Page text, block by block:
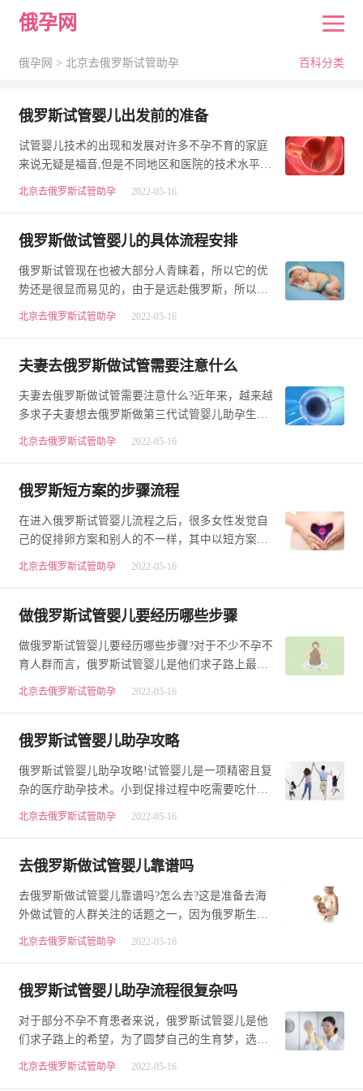
俄孕网
俄孕网 > 北京去俄罗斯试管助孕 百科分类
俄罗斯试管婴儿出发前的准备
试管婴儿技术的出现和发展对许多不孕不育的家庭
来说无疑是福音,但是不同地区和医院的技术水平参
差不齐,到底选择在哪里进行试管婴儿是困扰这些
北京去俄罗斯试管助孕 2022-05-16
俄罗斯做试管婴儿的具体流程安排
俄罗斯试管现在也被大部分人青睐着，所以它的优
势还是很显而易见的，由于是远赴俄罗斯，所以很
多事情我们需要提前了解好，这样才能在人生地不
北京去俄罗斯试管助孕 2022-05-16
夫妻去俄罗斯做试管需要注意什么
夫妻去俄罗斯做试管需要注意什么?近年来，越来越
多求子夫妻想去俄罗斯做第三代试管婴儿助孕生孩
子，去俄罗斯做试管毕竟没有国内方便，去俄罗斯
北京去俄罗斯试管助孕 2022-05-16
俄罗斯短方案的步骤流程
在进入俄罗斯试管婴儿流程之后，很多女性发觉自
己的促排卵方案和别人的不一样，其中以短方案最
为常见，那么俄罗斯试管婴儿短方案的流程又是怎
北京去俄罗斯试管助孕 2022-05-16
做俄罗斯试管婴儿要经历哪些步骤
做俄罗斯试管婴儿要经历哪些步骤?对于不少不孕不
育人群而言，俄罗斯试管婴儿是他们求子路上最后
一次的希望。为了圆满自己的生育愿望，满足自己
北京去俄罗斯试管助孕 2022-05-16
俄罗斯试管婴儿助孕攻略
俄罗斯试管婴儿助孕攻略!试管婴儿是一项精密且复
杂的医疗助孕技术。小到促排过程中吃需要吃什么
东西，大到胚胎的移植后需要怎么休息等等，治疗
北京去俄罗斯试管助孕 2022-05-16
去俄罗斯做试管婴儿靠谱吗
去俄罗斯做试管婴儿靠谱吗?怎么去?这是准备去海
外做试管的人群关注的话题之一，因为俄罗斯生育
率低，所以她们当地政府大力扶持辅助生育，国家
北京去俄罗斯试管助孕 2022-05-16
俄罗斯试管婴儿助孕流程很复杂吗
对于部分不孕不育患者来说，俄罗斯试管婴儿是他
们求子路上的希望，为了圆梦自己的生育梦，选择
了俄罗斯试管助孕，国内做试管手续办理复杂，并
北京去俄罗斯试管助孕 2022-05-16